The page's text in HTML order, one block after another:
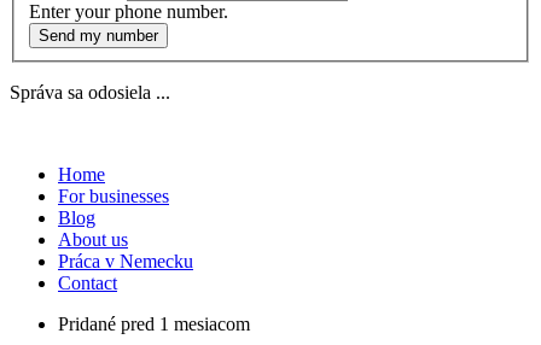
Enter your phone number.
Send my number
Správa sa odosiela ...
Home
For businesses
Blog
About us
Práca v Nemecku
Contact
Pridané pred 1 mesiacom